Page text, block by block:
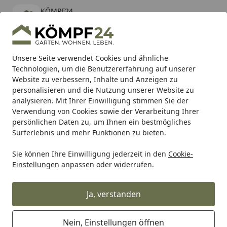
Unsere Seite verwendet Cookies und ähnliche
Technologien, um die Benutzererfahrung auf unserer
Website zu verbessern, Inhalte und Anzeigen zu
personalisieren und die Nutzung unserer Website zu
analysieren. Mit Ihrer Einwilligung stimmen Sie der
Verwendung von Cookies sowie der Verarbeitung Ihrer
persönlichen Daten zu, um Ihnen ein bestmögliches
Surferlebnis und mehr Funktionen zu bieten.
Sie können Ihre Einwilligung jederzeit in den Cookie-
Einstellungen anpassen oder widerrufen.
Ja, verstanden
Nein, Einstellungen öffnen
KÖMPF24
kostenlos - Im App Store
Hotline
Alle Produkte
Mein Konto
Suchen
Karibu Pools inkl. gratis Sandfilteranlage & Pool-
Starterset (Gesamtwert bis 468,99€)
Startseite
Zaun Sichtschutzzaun Bambus Sichtschutz Zäune
BambusBASIS Seitliches
Rahmenprofil Edelstahl